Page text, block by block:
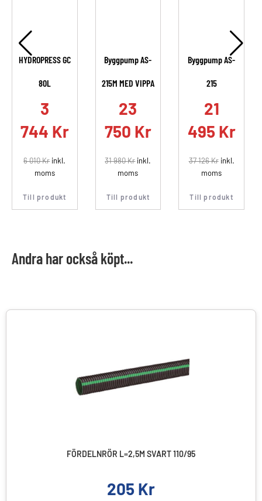
HYDROPRESS GC
80L
3
744 Kr
6 010Krinkl.
moms
Till produkt
Byggpump AS-
215M MED VIPPA
23
750 Kr
31 980Krinkl.
moms
Till produkt
Byggpump AS-
215
21
495 Kr
37 126Krinkl.
moms
Till produkt
Andra har också köpt...
FÖRDELNRÖR L=2,5M SVART 110/95
205 Kr